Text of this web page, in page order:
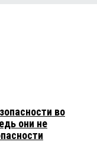
во
они не